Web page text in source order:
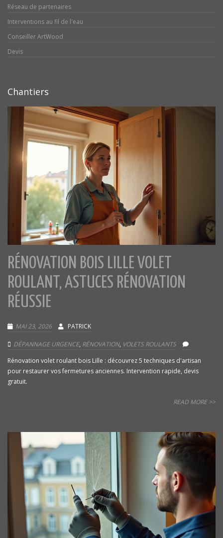
Réseau de partenaires
Interventions au fil de l'eau
Conseiller ArtWood
Devis
Chantiers
RÉNOVATION BOIS LILLE VOLET
ROULANT, ASTUCES RÉNOVATION
RÉUSSIE
MAI 23, 2026 PATRICK
DÉPANNAGE URGENCE, RÉNOVATION, VOLETS ROULANTS
Rénovation volet roulant bois Lille : découvrez 5 techniques d'artisan
pour restaurer vos fermetures anciennes. Intervention rapide, devis
gratuit.
READ MORE >>